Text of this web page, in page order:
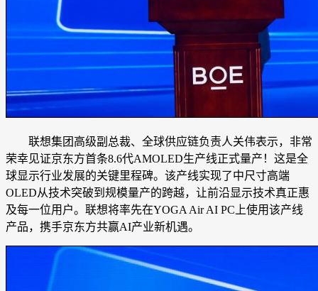
联想集团高级副总裁、全球供应链负责人关伟表示，非常
荣幸见证京东方首条8.6代AMOLED生产线正式量产！这是全
球显示行业发展的关键里程碑。该产线实现了中尺寸高端
OLED从技术突破到规模量产的跨越，让前沿显示技术真正惠
及每一位用户。联想将率先在YOGA Air AI PC上使用该产线
产品，携手京东方共赢AI产业新机遇。